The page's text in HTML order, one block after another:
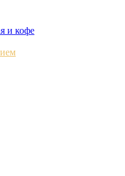
и кофе